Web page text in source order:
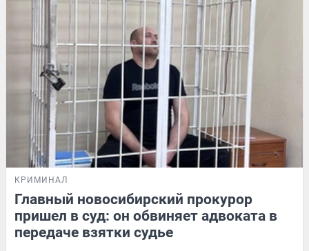
КРИМИНАЛ
Главный новосибирский прокурор
пришел в суд: он обвиняет адвоката в
передаче взятки судье